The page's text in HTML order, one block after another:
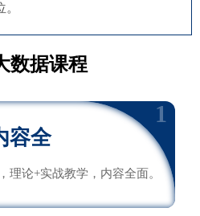
数据课程
1
容全
理论+实战教学，内容全面。